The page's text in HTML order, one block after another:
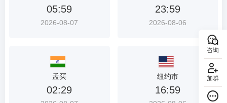
咨询
加群
05:59
2026-08-07
23:59
2026-08-06
孟买
02:29
纽约市
16:59